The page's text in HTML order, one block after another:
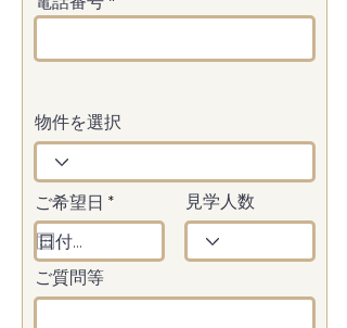
物件を選択
ご希望日 *r
e
u
e
見学人数
ご質問等